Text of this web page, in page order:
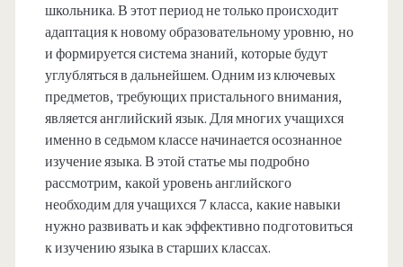
школьника. В этот период не только происходит
адаптация к новому образовательному уровню, но
и формируется система знаний, которые будут
углубляться в дальнейшем. Одним из ключевых
предметов, требующих пристального внимания,
является английский язык. Для многих учащихся
именно в седьмом классе начинается осознанное
изучение языка. В этой статье мы подробно
рассмотрим, какой уровень английского
необходим для учащихся 7 класса, какие навыки
нужно развивать и как эффективно подготовиться
к изучению языка в старших классах.